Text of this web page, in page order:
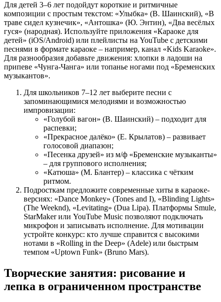
Для детей 3–6 лет подойдут короткие и ритмичные
композиции с простым текстом: «Улыбка» (В. Шаинский), «В
траве сидел кузнечик», «Антошка» (Ю. Энтин), «Два весёлых
гуся» (народная). Используйте приложения «Караоке для
детей» (iOS/Android) или плейлисты на YouTube с детскими
песнями в формате караоке – например, канал «Kids Karaoke».
Для разнообразия добавьте движения: хлопки в ладоши на
припеве «Чунга-Чанга» или топанье ногами под «Бременских
музыкантов».
Для школьников 7–12 лет выберите песни с
запоминающимися мелодиями и возможностью
импровизации:
«Голубой вагон» (В. Шаинский) – подходит для
распевки;
«Прекрасное далёко» (Е. Крылатов) – развивает
голосовой диапазон;
«Песенка друзей» из м/ф «Бременские музыканты»
– для группового исполнения;
«Катюша» (М. Блантер) – классика с чётким
ритмом.
Подросткам предложите современные хиты в караоке-
версиях: «Dance Monkey» (Tones and I), «Blinding Lights»
(The Weeknd), «Levitating» (Dua Lipa). Платформы Smule,
StarMaker или YouTube Music позволяют подключать
микрофон и записывать исполнение. Для мотивации
устройте конкурс: кто лучше справится с высокими
нотами в «Rolling in the Deep» (Adele) или быстрым
темпом «Uptown Funk» (Bruno Mars).
Творческие занятия: рисование и
лепка в ограниченном пространстве